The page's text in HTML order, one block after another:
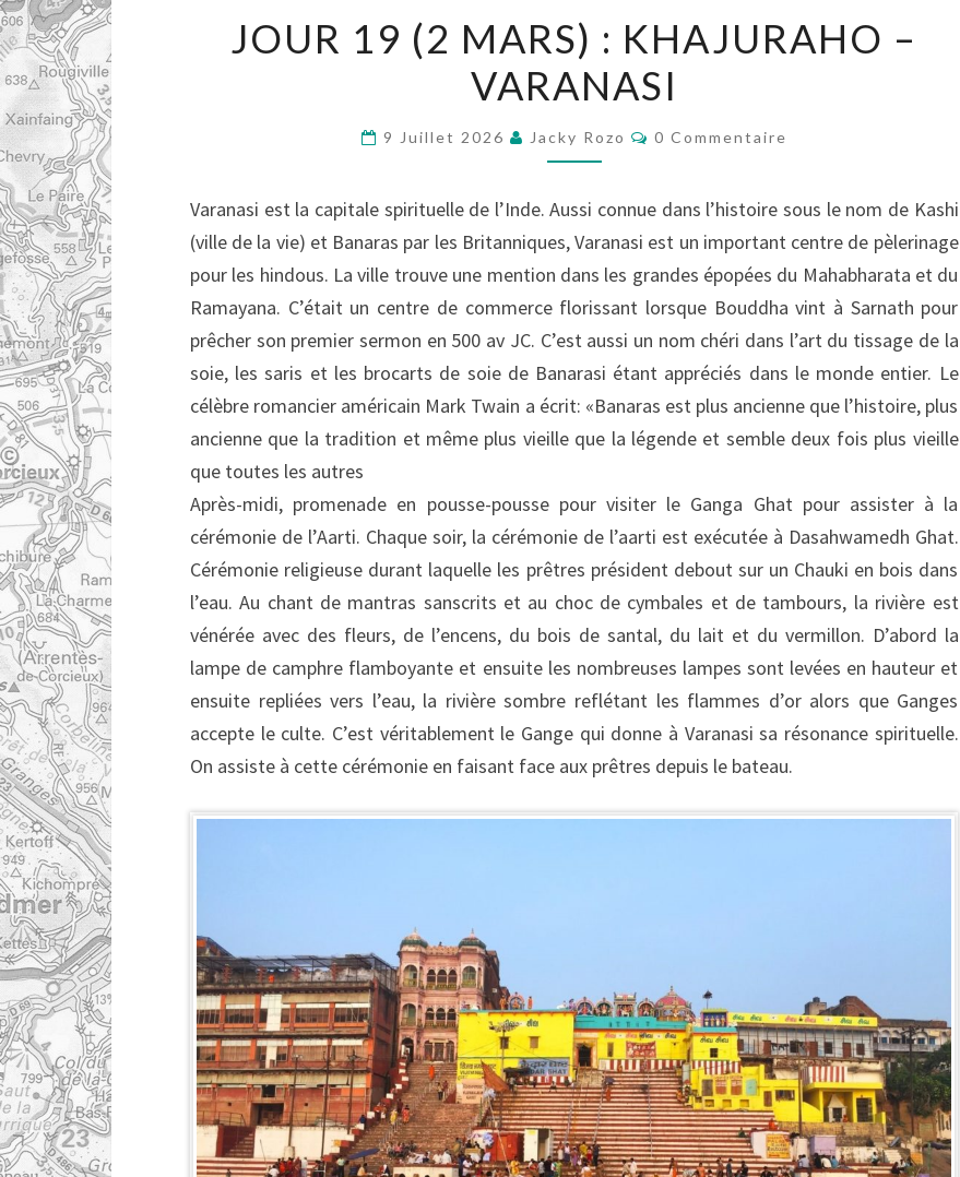
19
(2
MARS)
:
–
VARANASI
JOUR 19 (2 MARS) : KHAJURAHO –
VARANASI
9 Juillet 2026 Jacky Rozo Commentaires
0 Commentaire
Varanasi est la capitale spirituelle de l’Inde. Aussi connue dans l’histoire sous le nom de Kashi
(ville de la vie) et Banaras par les Britanniques, Varanasi est un important centre de pèlerinage
pour les hindous. La ville trouve une mention dans les grandes épopées du Mahabharata et du
Ramayana. C’était un centre de commerce florissant lorsque Bouddha vint à Sarnath pour
prêcher son premier sermon en 500 av JC. C’est aussi un nom chéri dans l’art du tissage de la
soie, les saris et les brocarts de soie de Banarasi étant appréciés dans le monde entier. Le
célèbre romancier américain Mark Twain a écrit: «Banaras est plus ancienne que l’histoire, plus
ancienne que la tradition et même plus vieille que la légende et semble deux fois plus vieille
que toutes les autres
Après-midi, promenade en pousse-pousse pour visiter le Ganga Ghat pour assister à la
cérémonie de l’Aarti. Chaque soir, la cérémonie de l’aarti est exécutée à Dasahwamedh Ghat.
Cérémonie religieuse durant laquelle les prêtres président debout sur un Chauki en bois dans
l’eau. Au chant de mantras sanscrits et au choc de cymbales et de tambours, la rivière est
vénérée avec des fleurs, de l’encens, du bois de santal, du lait et du vermillon. D’abord la
lampe de camphre flamboyante et ensuite les nombreuses lampes sont levées en hauteur et
ensuite repliées vers l’eau, la rivière sombre reflétant les flammes d’or alors que Ganges
accepte le culte. C’est véritablement le Gange qui donne à Varanasi sa résonance spirituelle.
On assiste à cette cérémonie en faisant face aux prêtres depuis le bateau.